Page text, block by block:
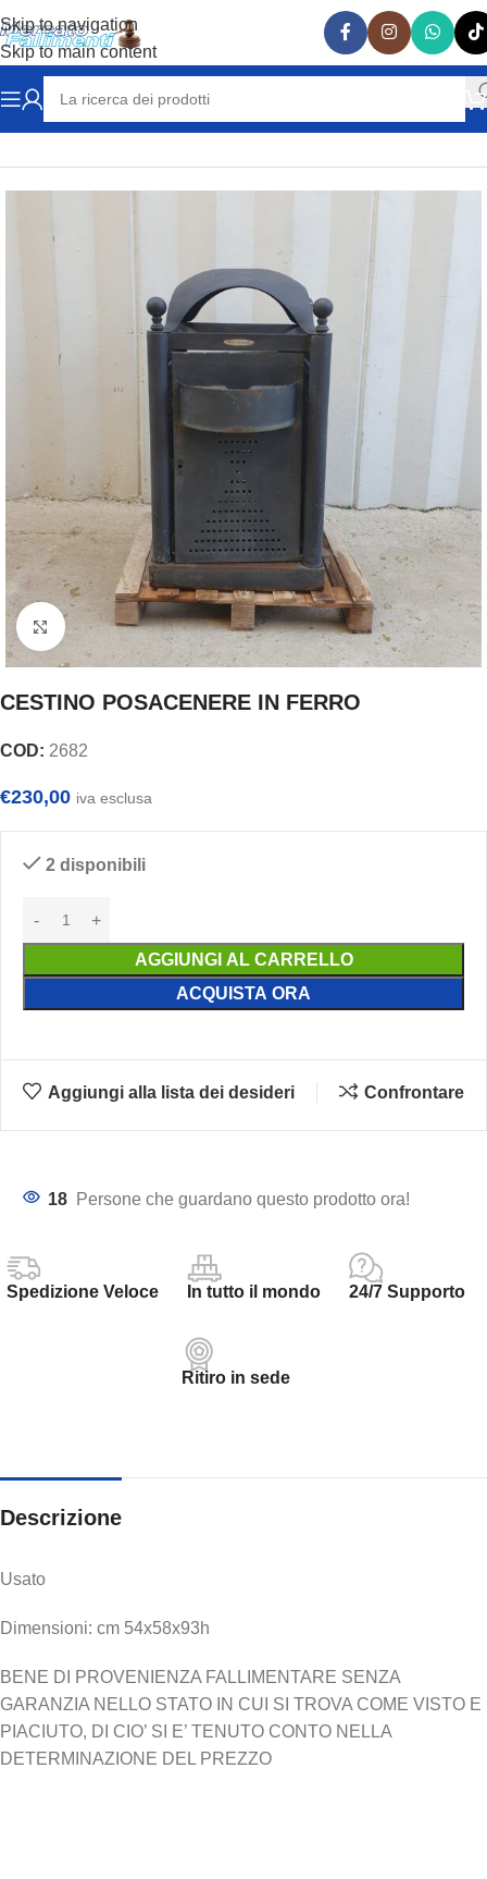
Skip to navigation
Skip to main content
Home VARIE
Clicca per ingrandire
CESTINO POSACENERE IN FERRO
COD: 2682
€230,00 iva esclusa
2 disponibili
AGGIUNGI AL CARRELLO
ACQUISTA ORA
Aggiungi alla lista dei desideri Confrontare
18 Persone che guardano questo prodotto ora!
Spedizione Veloce In tutto il mondo 24/7 Supporto
Ritiro in sede
Descrizione
Usato
Dimensioni: cm 54x58x93h
BENE DI PROVENIENZA FALLIMENTARE SENZA
GARANZIA NELLO STATO IN CUI SI TROVA COME VISTO E
PIACIUTO, DI CIO’ SI E’ TENUTO CONTO NELLA
DETERMINAZIONE DEL PREZZO